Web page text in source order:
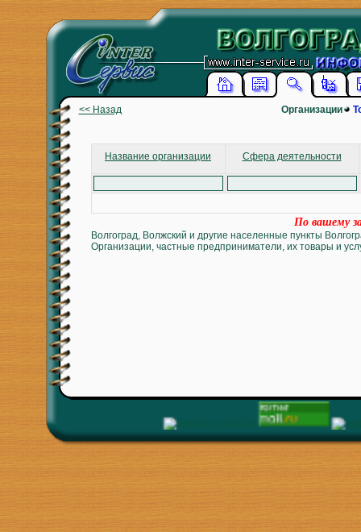
<< Назад Организации
Название организации Сфера деятельности
По вашему
Волгоград, Волжский и другие населенные пункты
Организации, частные предприниматели, их товары и